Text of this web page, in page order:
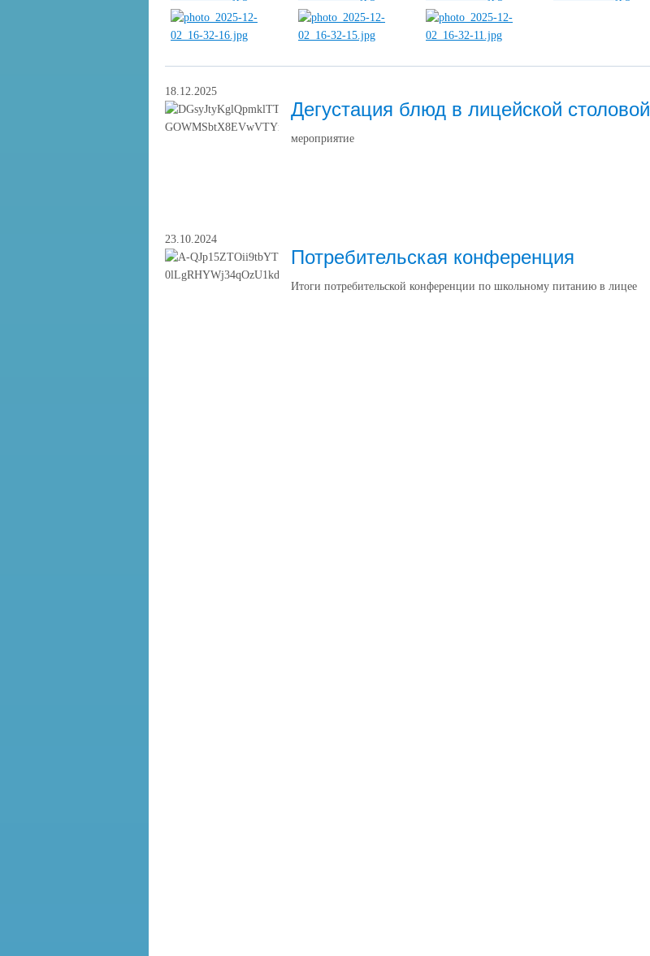
18.12.2025
Дегустация блюд в лицейской столовой
мероприятие
23.10.2024
Потребительская конференция
Итоги потребительской конференции по школьному питанию в лицее